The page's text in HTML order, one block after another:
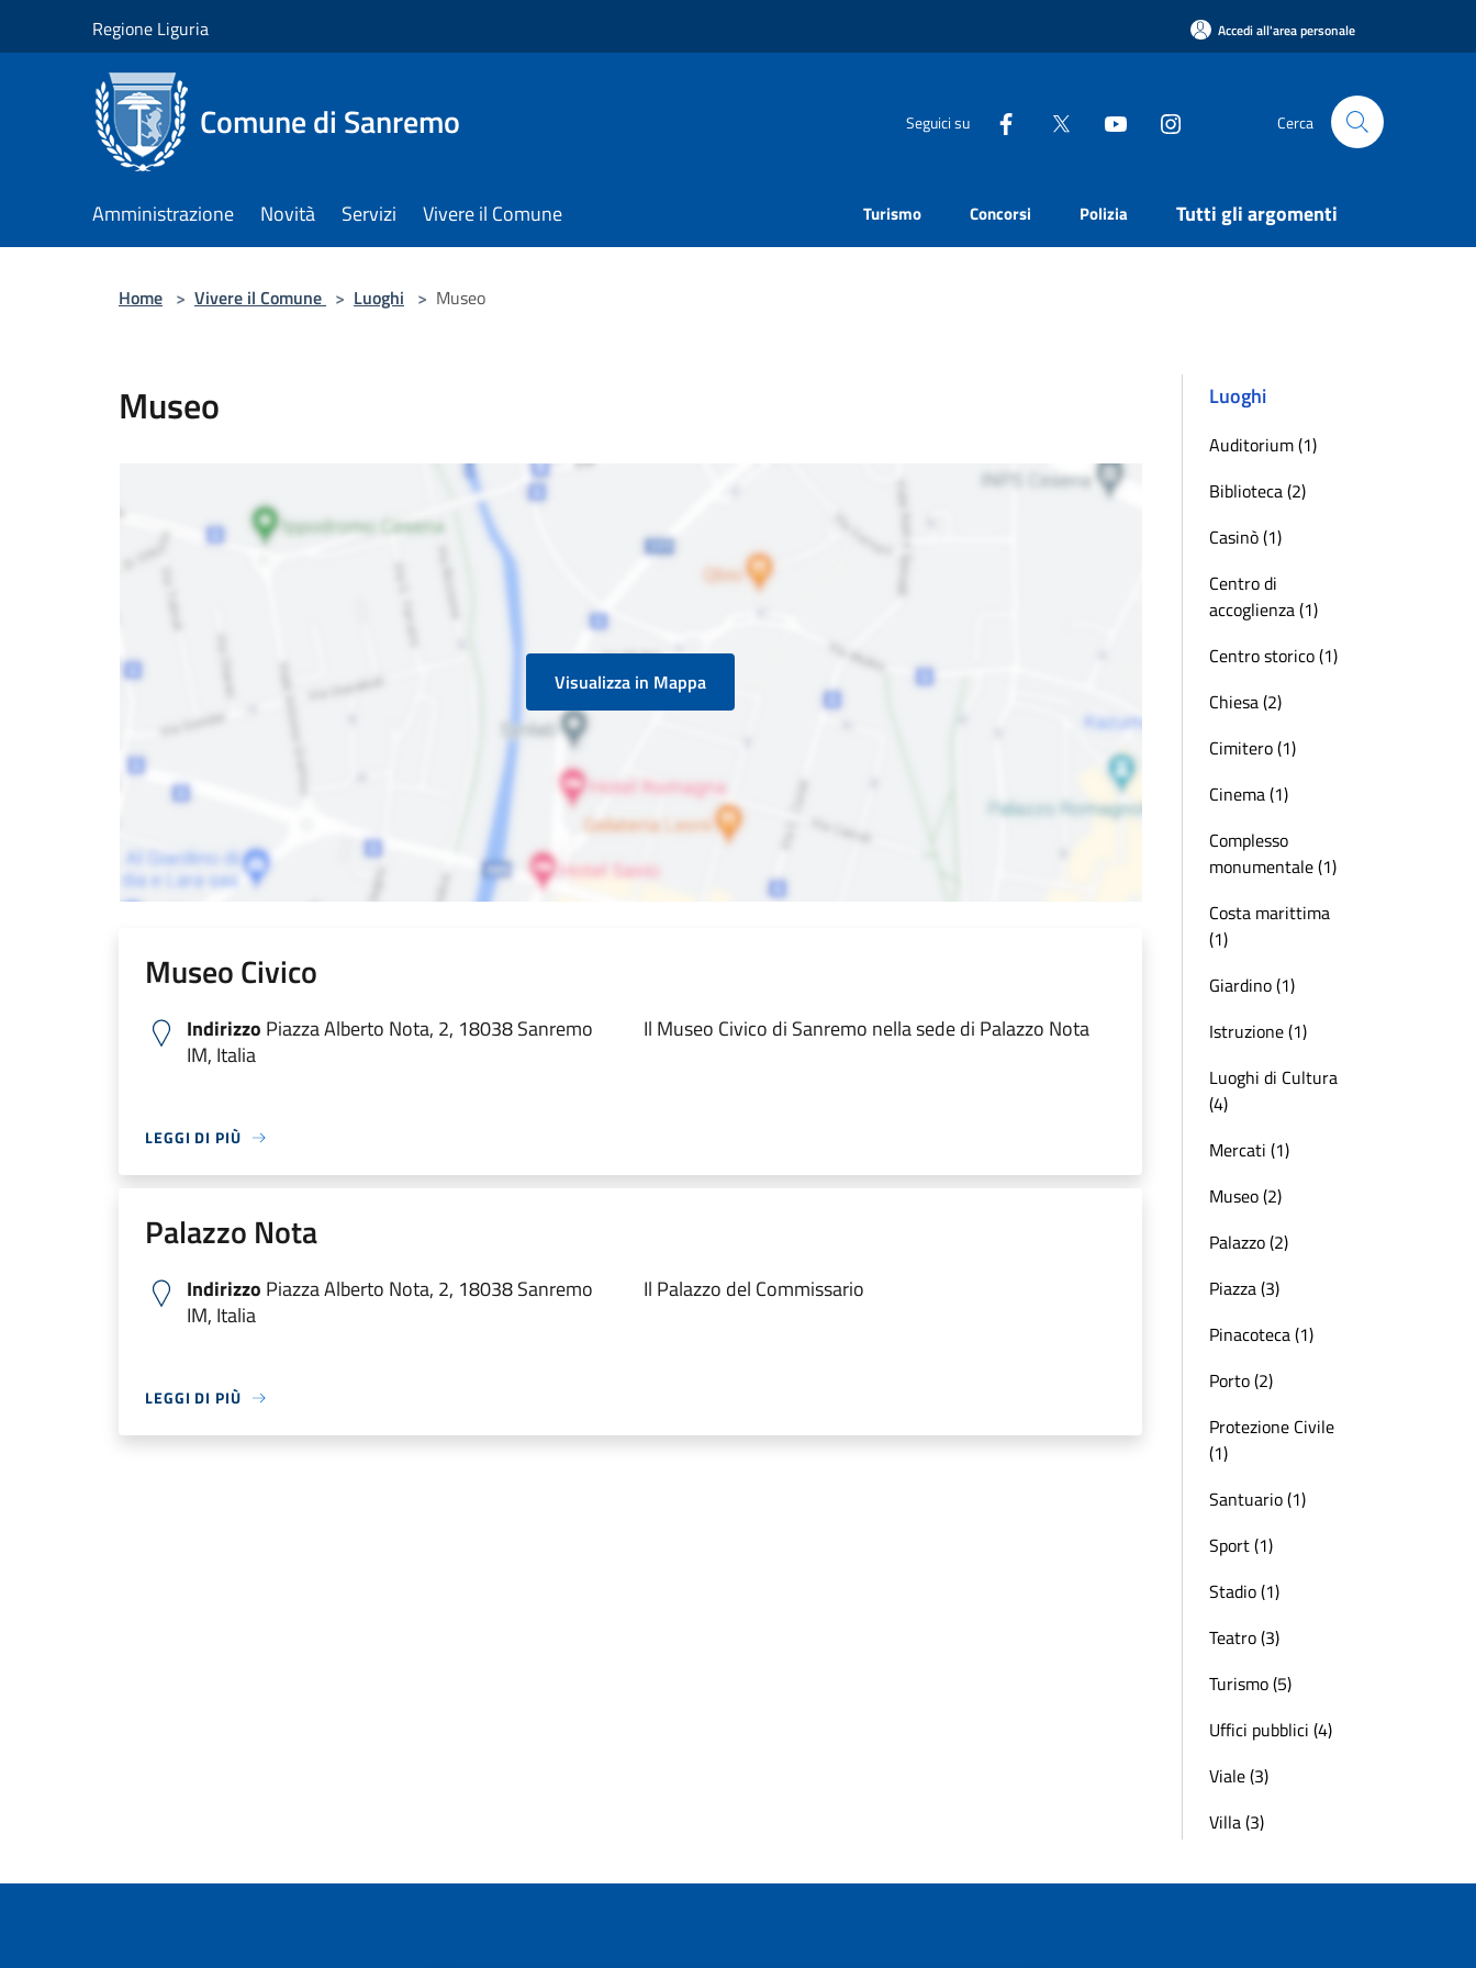
Regione Liguria Accedi all'area personale
Comune di Sanremo Seguici su Cerca
Amministrazione Novità Servizi Vivere il Comune Turismo Concorsi Polizia Tutti gli argomenti
Home > Vivere il Comune > Luoghi > Museo
Museo
Visualizza in Mappa
Museo Civico
Indirizzo Piazza Alberto Nota, 2, 18038 Sanremo
IM, Italia
Il Museo Civico di Sanremo nella sede di Palazzo Nota
LEGGI DI PIÙ
Palazzo Nota
Indirizzo Piazza Alberto Nota, 2, 18038 Sanremo
IM, Italia
Il Palazzo del Commissario
LEGGI DI PIÙ
Luoghi
Auditorium (1)
Biblioteca (2)
Casinò (1)
Centro di
accoglienza (1)
Centro storico (1)
Chiesa (2)
Cimitero (1)
Cinema (1)
Complesso
monumentale (1)
Costa marittima
(1)
Giardino (1)
Istruzione (1)
Luoghi di Cultura
(4)
Mercati (1)
Museo (2)
Palazzo (2)
Piazza (3)
Pinacoteca (1)
Porto (2)
Protezione Civile
(1)
Santuario (1)
Sport (1)
Stadio (1)
Teatro (3)
Turismo (5)
Uffici pubblici (4)
Viale (3)
Villa (3)